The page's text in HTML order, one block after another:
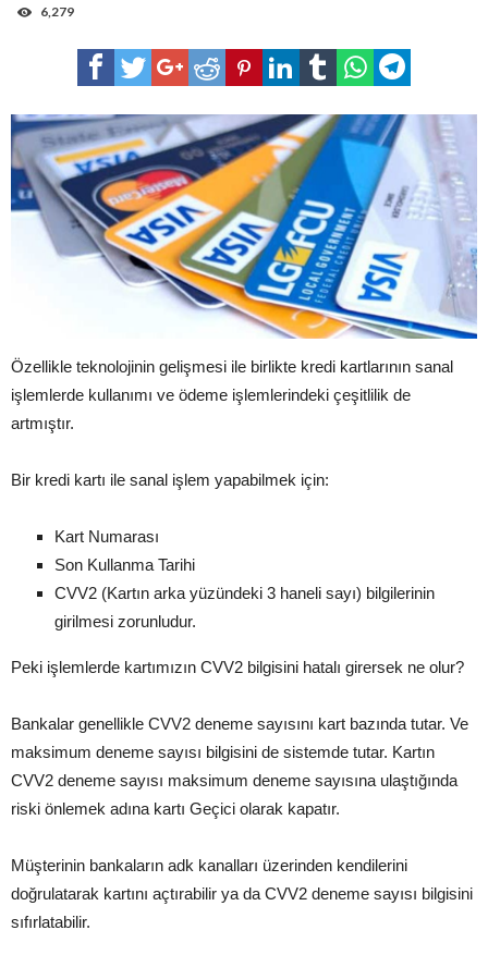
6,279
Özellikle teknolojinin gelişmesi ile birlikte kredi kartlarının sanal
işlemlerde kullanımı ve ödeme işlemlerindeki çeşitlilik de
artmıştır.
Bir kredi kartı ile sanal işlem yapabilmek için:
Kart Numarası
Son Kullanma Tarihi
CVV2 (Kartın arka yüzündeki 3 haneli sayı) bilgilerinin
girilmesi zorunludur.
Peki işlemlerde kartımızın CVV2 bilgisini hatalı girersek ne olur?
Bankalar genellikle CVV2 deneme sayısını kart bazında tutar. Ve
maksimum deneme sayısı bilgisini de sistemde tutar. Kartın
CVV2 deneme sayısı maksimum deneme sayısına ulaştığında
riski önlemek adına kartı Geçici olarak kapatır.
Müşterinin bankaların adk kanalları üzerinden kendilerini
doğrulatarak kartını açtırabilir ya da CVV2 deneme sayısı bilgisini
sıfırlatabilir.